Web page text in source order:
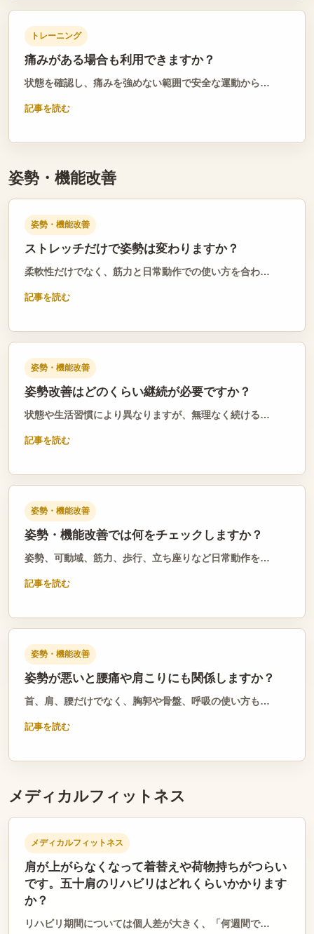
トレーニング
痛みがある場合も利用できますか？
状態を確認し、痛みを強めない範囲で安全な運動から…
記事を読む
姿勢・機能改善
姿勢・機能改善
ストレッチだけで姿勢は変わりますか？
柔軟性だけでなく、筋力と日常動作での使い方を合わ…
記事を読む
姿勢・機能改善
姿勢改善はどのくらい継続が必要ですか？
状態や生活習慣により異なりますが、無理なく続ける…
記事を読む
姿勢・機能改善
姿勢・機能改善では何をチェックしますか？
姿勢、可動域、筋力、歩行、立ち座りなど日常動作を…
記事を読む
姿勢・機能改善
姿勢が悪いと腰痛や肩こりにも関係しますか？
首、肩、腰だけでなく、胸郭や骨盤、呼吸の使い方も…
記事を読む
メディカルフィットネス
メディカルフィットネス
肩が上がらなくなって着替えや荷物持ちがつらい
です。五十肩のリハビリはどれくらいかかります
か？
リハビリ期間については個人差が大きく、「何週間で…